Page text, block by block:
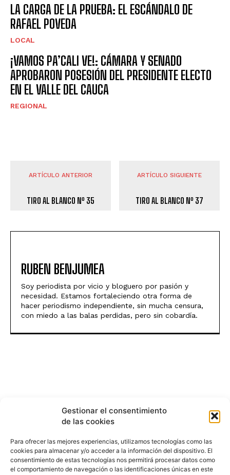
Gestionar el consentimiento
de las cookies
Para ofrecer las mejores experiencias, utilizamos tecnologías como las
cookies para almacenar y/o acceder a la información del dispositivo. El
consentimiento de estas tecnologías nos permitirá procesar datos como
el comportamiento de navegación o las identificaciones únicas en este
LA CARGA DE LA PRUEBA: EL ESCÁNDALO DE
RAFAEL POVEDA
LOCAL
¡VAMOS PA’CALI VE!: CÁMARA Y SENADO
APROBARON POSESIÓN DEL PRESIDENTE ELECTO
EN EL VALLE DEL CAUCA
REGIONAL
ARTÍCULO ANTERIOR
TIRO AL BLANCO Nº 35
ARTÍCULO SIGUIENTE
TIRO AL BLANCO Nº 37
RUBEN BENJUMEA
Soy periodista por vicio y bloguero por pasión y
necesidad. Estamos fortaleciendo otra forma de
hacer periodismo independiente, sin mucha censura,
con miedo a las balas perdidas, pero sin cobardía.